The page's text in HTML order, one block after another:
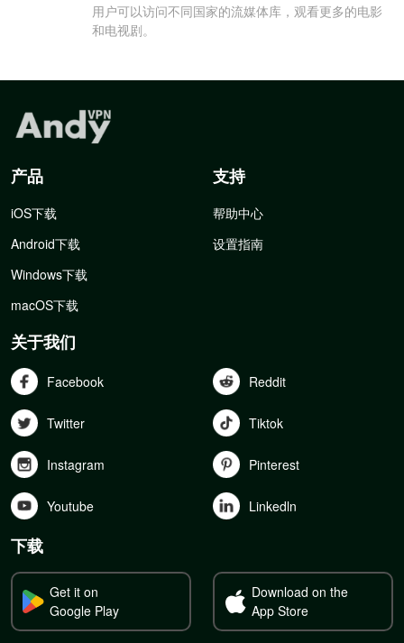
用户可以访问不同国家的流媒体库，观看更多的电影
和电视剧。
产品
iOS下载
Android下载
Windows下载
macOS下载
支持
帮助中心
设置指南
关于我们
Facebook Reddit
Twitter Tiktok
Instagram Pinterest
Youtube Linkedln
下载
Get it on
Google Play
Download on the
App Store